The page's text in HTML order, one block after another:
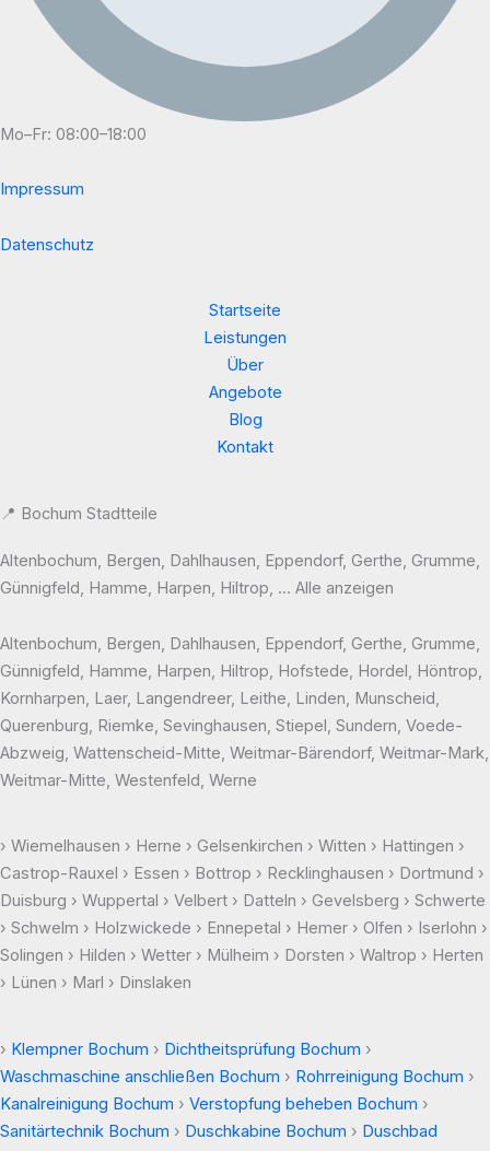
Mo–Fr: 08:00–18:00
Impressum
Datenschutz
Startseite
Leistungen
Über
Angebote
Blog
Kontakt
📍 Bochum Stadtteile
Altenbochum, Bergen, Dahlhausen, Eppendorf, Gerthe, Grumme,
Günnigfeld, Hamme, Harpen, Hiltrop, ... Alle anzeigen
Altenbochum, Bergen, Dahlhausen, Eppendorf, Gerthe, Grumme,
Günnigfeld, Hamme, Harpen, Hiltrop, Hofstede, Hordel, Höntrop,
Kornharpen, Laer, Langendreer, Leithe, Linden, Munscheid,
Querenburg, Riemke, Sevinghausen, Stiepel, Sundern, Voede-
Abzweig, Wattenscheid-Mitte, Weitmar-Bärendorf, Weitmar-Mark,
Weitmar-Mitte, Westenfeld, Werne
› Wiemelhausen › Herne › Gelsenkirchen › Witten › Hattingen ›
Castrop-Rauxel › Essen › Bottrop › Recklinghausen › Dortmund ›
Duisburg › Wuppertal › Velbert › Datteln › Gevelsberg › Schwerte
› Schwelm › Holzwickede › Ennepetal › Hemer › Olfen › Iserlohn ›
Solingen › Hilden › Wetter › Mülheim › Dorsten › Waltrop › Herten
› Lünen › Marl › Dinslaken
› Klempner Bochum › Dichtheitsprüfung Bochum ›
Waschmaschine anschließen Bochum › Rohrreinigung Bochum ›
Kanalreinigung Bochum › Verstopfung beheben Bochum ›
Sanitärtechnik Bochum › Duschkabine Bochum › Duschbad